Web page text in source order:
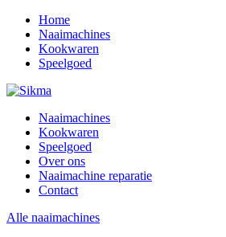
Home
Naaimachines
Kookwaren
Speelgoed
Naaimachines
Kookwaren
Speelgoed
Over ons
Naaimachine reparatie
Contact
Alle naaimachines